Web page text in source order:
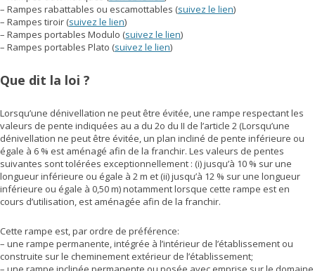
– Rampes rabattables ou escamottables (suivez le lien)
– Rampes tiroir (suivez le lien)
– Rampes portables Modulo (suivez le lien)
– Rampes portables Plato (suivez le lien)
Que dit la loi ?
Lorsqu’une dénivellation ne peut être évitée, une rampe respectant les
valeurs de pente indiquées au a du 2o du II de l’article 2 (Lorsqu’une
dénivellation ne peut être évitée, un plan incliné de pente inférieure ou
égale à 6 % est aménagé afin de la franchir. Les valeurs de pentes
suivantes sont tolérées exceptionnellement : (i) jusqu’à 10 % sur une
longueur inférieure ou égale à 2 m et (ii) jusqu’à 12 % sur une longueur
inférieure ou égale à 0,50 m) notamment lorsque cette rampe est en
cours d’utilisation, est aménagée afin de la franchir.
Cette rampe est, par ordre de préférence:
– une rampe permanente, intégrée à l’intérieur de l’établissement ou
construite sur le cheminement extérieur de l’établissement;